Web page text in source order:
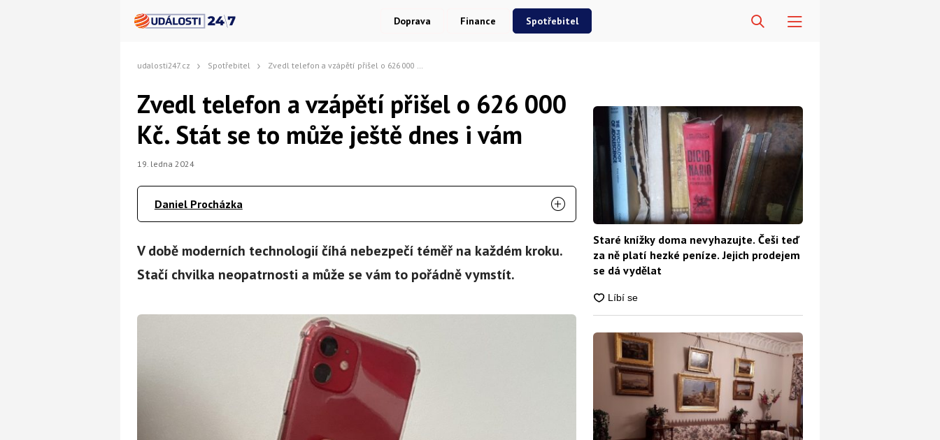
Doprava Finance Spotřebitel
udalosti247.cz Spotřebitel Zvedl telefon a vzápětí přišel o 626 000 Kč. Stát se to může ještě dnes i vám
Zvedl telefon a vzápětí přišel o 626 000
Kč. Stát se to může ještě dnes i vám
19. ledna 2024
Daniel Procházka
V době moderních technologií číhá nebezpečí téměř na každém kroku.
Stačí chvilka neopatrnosti a může se vám to pořádně vymstít.
Staré knížky doma nevyhazujte. Češi teď
za ně platí hezké peníze. Jejich prodejem
se dá vydělat